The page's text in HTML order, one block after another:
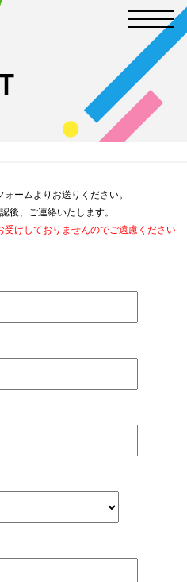
ームよりお送りください。
後、ご連絡いたします。
けしておりませんのでご遠慮ください